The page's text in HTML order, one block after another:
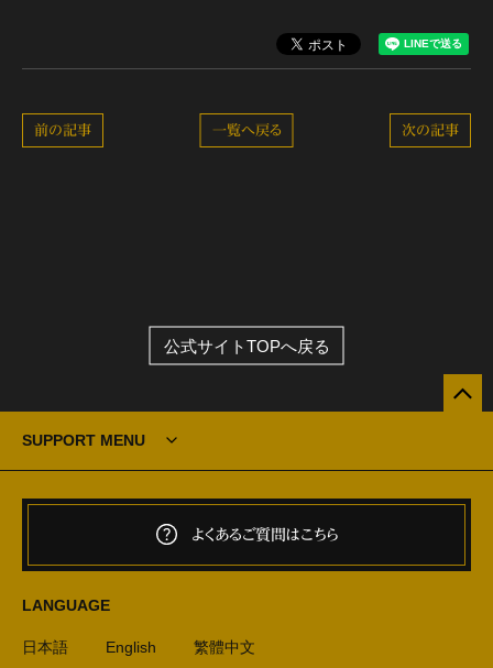
次の記事
一覧へ戻る
前の記事
公式サイトTOPへ戻る
SUPPORT MENU
よくあるご質問はこちら
LANGUAGE
日本語 English 繁體中文